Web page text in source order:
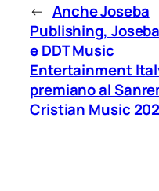
← Anche Joseba
Publishing,
e DDT Music
Entertainment
premiano al
Cristian Music